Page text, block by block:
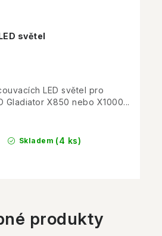
světel
Skladem (4 ks)
LED světel pro
Gladiator X850 nebo X1000...
produkty